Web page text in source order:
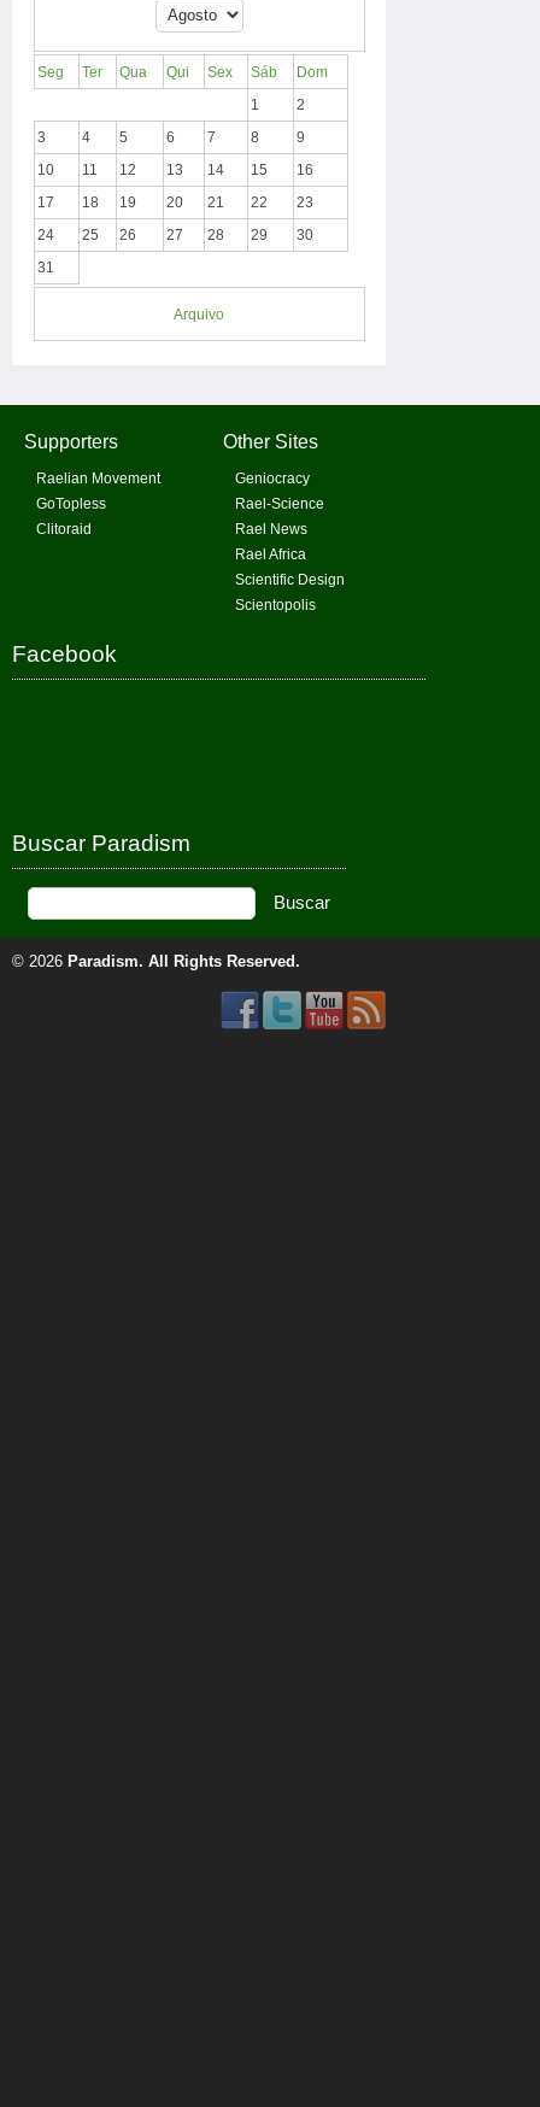
Seg Ter Qua Qui Sex Sáb
Dom
1
2
3
4 5 6 7 8
9
10
11 12 13 14 15
16
17
18 19 20 21 22
23
24
25 26 27 28 29
30
31
Arquivo
Supporters
Raelian Movement
GoTopless
Clitoraid
Other Sites
Geniocracy
Rael-Science
Rael News
Rael Africa
Scientific Design
Scientopolis
Facebook
Buscar Paradism
© 2026 Paradism. All Rights Reserved.